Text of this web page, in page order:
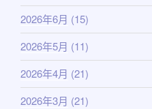
2026年6月 (15)
2026年5月 (11)
2026年4月 (21)
2026年3月 (21)